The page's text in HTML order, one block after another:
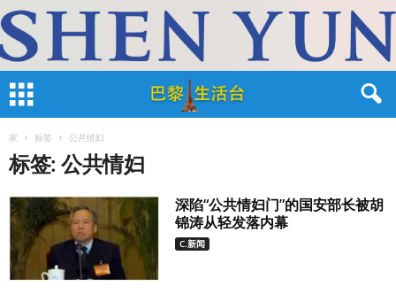
家 标签 公共情妇
标签: 公共情妇
深陷“公共情妇门”的国安部长被胡
锦涛从轻发落内幕
C.新闻